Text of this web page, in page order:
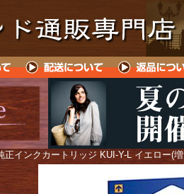
正インクカートリッジ KUI-Y-L イエロー(